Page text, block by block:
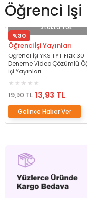
Öğrenci Işi
Stokta Yok
%30
Öğrenci İşi Yayınları
Öğrenci İşi YKS TYT Fizik 30
Deneme Video Çözümlü
İşi Yayınları
19,90 TL 13,93 TL
Gelince Haber Ver